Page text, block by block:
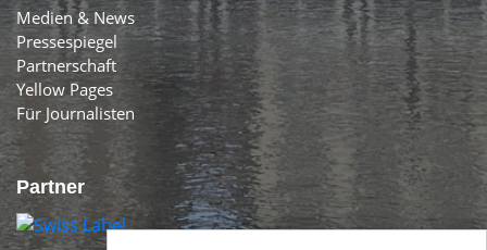
Medien & News
Pressespiegel
Partnerschaft
Yellow Pages
Für Journalisten
Partner